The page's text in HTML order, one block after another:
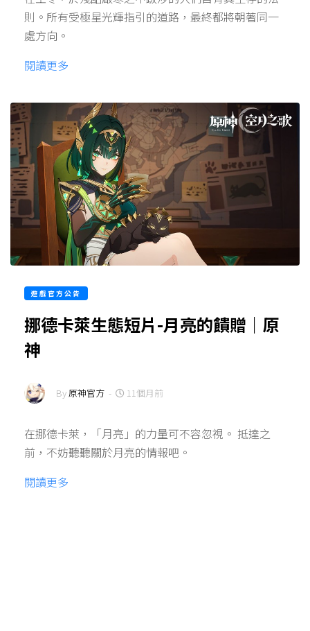
則。所有受極星光輝指引的道路，最終都將朝著同一
處方向。
閱讀更多
遊戲官方公告
挪德卡萊生態短片-月亮的饋贈｜原
神
By原神官方 - 11個月前
在挪德卡萊，「月亮」的力量可不容忽視。 抵達之
前，不妨聽聽關於月亮的情報吧。
閱讀更多